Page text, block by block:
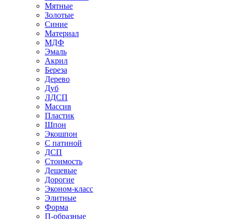
Мятные
Золотые
Синие
Материал
МДФ
Эмаль
Акрил
Береза
Дерево
Дуб
ЛДСП
Массив
Пластик
Шпон
Экошпон
С патиной
ДСП
Стоимость
Дешевые
Дорогие
Эконом-класс
Элитные
Форма
П-образные